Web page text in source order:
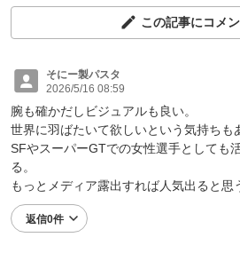
この記事にコメ
そにー製パスタ
2026/5/16 08:59
腕も確かだしビジュアルも良い。
世界に羽ばたいて欲しいという気持ちも
SFやスーパーGTでの女性選手としても
る。
もっとメディア露出すれば人気出ると思
返信0件